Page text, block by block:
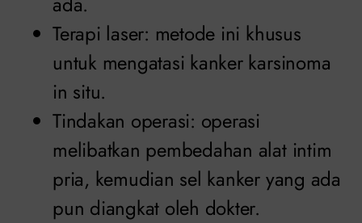
Terapi laser: metode ini khusus
untuk mengatasi kanker karsinoma
in situ.
Tindakan operasi: operasi
melibatkan pembedahan alat intim
pria, kemudian sel kanker yang ada
pun diangkat oleh dokter.